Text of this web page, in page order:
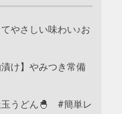
やさしい味わい♪お
け】やみつき常備
玉うどん🐣 #簡単レ